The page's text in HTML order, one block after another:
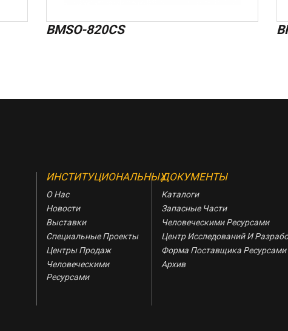
BMSO-820CS
ИНСТИТУЦИОНАЛЬНЫХ
О Нас
Новости
Выставки
Специальные Проекты
Центры Продаж
Человеческими
Ресурсами
ДОКУМЕНТЫ
Каталоги
Запасные Части
Человеческими Ресурсами
Центр Исследований И
Форма Поставщика Ресурсами
Архив